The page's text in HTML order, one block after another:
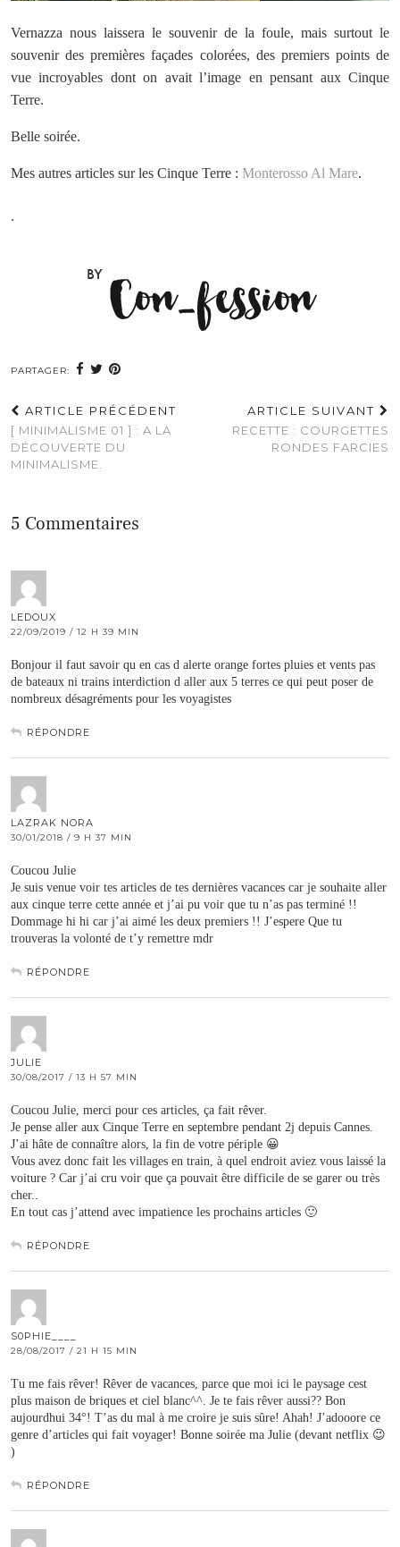
Vernazza nous laissera le souvenir de la foule, mais surtout le
souvenir des premières façades colorées, des premiers points de
vue incroyables dont on avait l’image en pensant aux Cinque
Terre.
Belle soirée.
Mes autres articles sur les Cinque Terre : Monterosso Al Mare.
.
PARTAGER:
ARTICLE PRÉCÉDENT
[ MINIMALISME 01 ] : A LA
DÉCOUVERTE DU
MINIMALISME.
ARTICLE SUIVANT
RECETTE : COURGETTES
RONDES FARCIES
5 Commentaires
LEDOUX
22/09/2019 / 12 H 39 MIN
Bonjour il faut savoir qu en cas d alerte orange fortes pluies et vents pas
de bateaux ni trains interdiction d aller aux 5 terres ce qui peut poser de
nombreux désagréments pour les voyagistes
RÉPONDRE
LAZRAK NORA
30/01/2018 / 9 H 37 MIN
Coucou Julie
Je suis venue voir tes articles de tes dernières vacances car je souhaite aller
aux cinque terre cette année et j’ai pu voir que tu n’as pas terminé !!
Dommage hi hi car j’ai aimé les deux premiers !! J’espere Que tu
trouveras la volonté de t’y remettre mdr
RÉPONDRE
JULIE
30/08/2017 / 13 H 57 MIN
Coucou Julie, merci pour ces articles, ça fait rêver.
Je pense aller aux Cinque Terre en septembre pendant 2j depuis Cannes.
J’ai hâte de connaître alors, la fin de votre périple 😀
Vous avez donc fait les villages en train, à quel endroit aviez vous laissé la
voiture ? Car j’ai cru voir que ça pouvait être difficile de se garer ou très
cher..
En tout cas j’attend avec impatience les prochains articles 🙂
RÉPONDRE
S0PHIE____
28/08/2017 / 21 H 15 MIN
Tu me fais rêver! Rêver de vacances, parce que moi ici le paysage cest
plus maison de briques et ciel blanc^^. Je te fais rêver aussi?? Bon
aujourdhui 34°! T’as du mal à me croire je suis sûre! Ahah! J’adooore ce
genre d’articles qui fait voyager! Bonne soirée ma Julie (devant netflix 😉
)
RÉPONDRE